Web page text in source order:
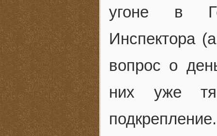
угоне в
Инспектора
вопрос о
них уже